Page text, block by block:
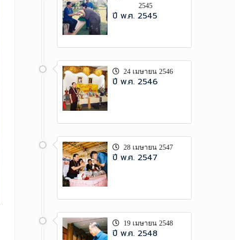
2545
ปี พ.ศ. 2545
24 เมษายน 2546
ปี พ.ศ. 2546
28 เมษายน 2547
ปี พ.ศ. 2547
19 เมษายน 2548
ปี พ.ศ. 2548